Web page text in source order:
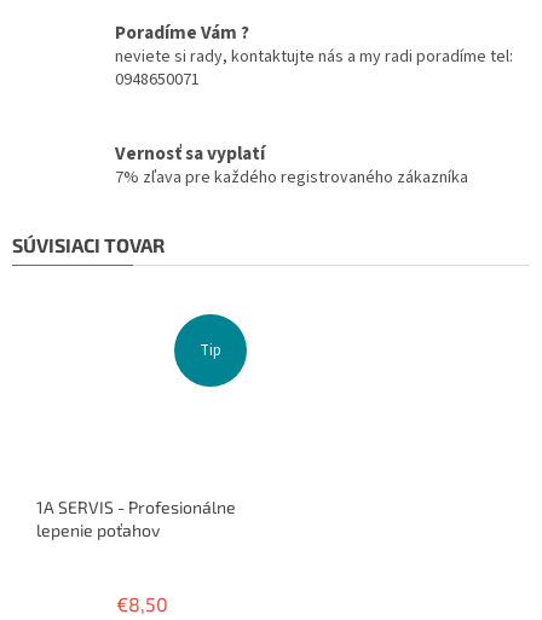
Poradíme Vám ?
neviete si rady, kontaktujte nás a my radi poradíme tel:
0948650071
Vernosť sa vyplatí
7% zľava pre každého registrovaného zákazníka
SÚVISIACI TOVAR
Tip
1A SERVIS - Profesionálne
lepenie poťahov
produktu
€8,50